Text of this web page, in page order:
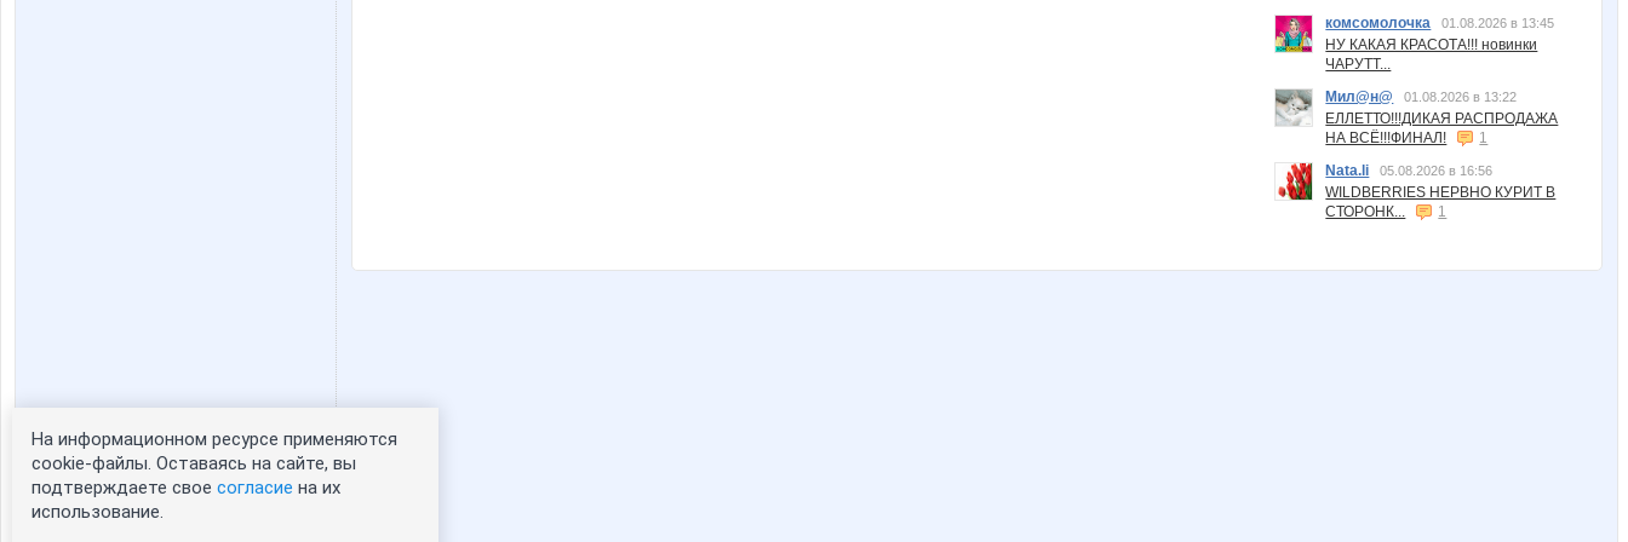
Статистика портрета:
сейчас просматривают портрет - 0
зарегистрированные пользователи
комсомолочка
01.08.2026 в 13:45
НУ КАКАЯ КРАСОТА!!! новинки
ЧАРУТТ...
Мил@н@
01.08.2026 в 13:22
ЕЛЛЕТТО!!!ДИКАЯ РАСПРОДАЖА
НА ВСЁ!!!ФИНАЛ!
1
Nata.li
05.08.2026 в 16:56
WILDBERRIES НЕРВНО КУРИТ В
СТОРОНК...
1
На информационном ресурсе применяются
cookie-файлы. Оставаясь на сайте, вы
подтверждаете свое согласие на их
использование.